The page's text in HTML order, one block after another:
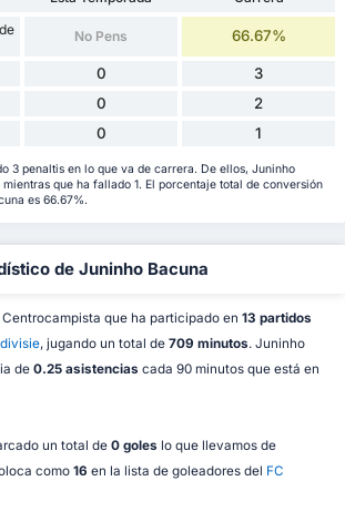
No Pens 66.67%
0 3
0 2
0 1
3 penaltis en lo que va de carrera. De ellos, Juninho
que ha fallado 1. El porcentaje total de conversión
es 66.67%.
de Juninho Bacuna
que ha participado en 13 partidos
, jugando un total de 709 minutos. Juninho
de 0.25 asistencias cada 90 minutos que está en
un total de 0 goles lo que llevamos de
como 16 en la lista de goleadores del FC